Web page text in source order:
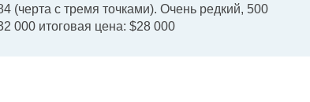
(черта с тремя точками). Очень редкий, 500
000 итоговая цена: $28 000